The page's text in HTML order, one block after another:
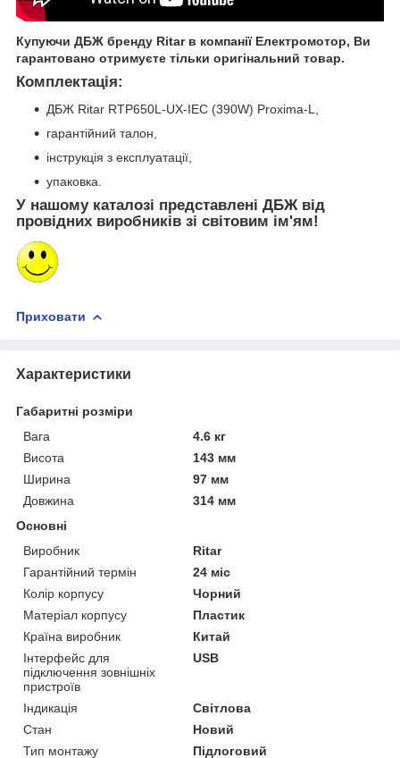
Купуючи ДБЖ бренду Ritar в компанії Електромотор, Ви
гарантовано отримуєте тільки оригінальний товар.
Комплектація:
ДБЖ Ritar RTP650L-UX-IEC (390W) Proxima-L,
гарантійний талон,
інструкція з експлуатації,
упаковка.
У нашому каталозі представлені ДБЖ від
провідних виробників зі світовим ім'ям!
Приховати
Характеристики
Габаритні розміри
Вага
4.6 кг
Висота
143 мм
Ширина
97 мм
Довжина
314 мм
Основні
Виробник
Ritar
Гарантійний термін
24 міс
Колір корпусу
Чорний
Матеріал корпусу
Пластик
Країна виробник
Китай
Інтерфейс для
підключення зовнішніх
пристроїв
USB
Індикація
Світлова
Стан
Новий
Тип монтажу
Підлоговий